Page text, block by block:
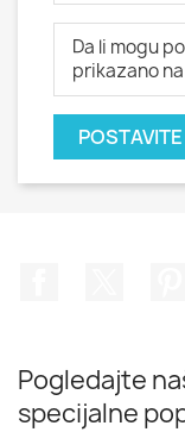
Da li mogu
prikazano
Pogledajte
specijalne